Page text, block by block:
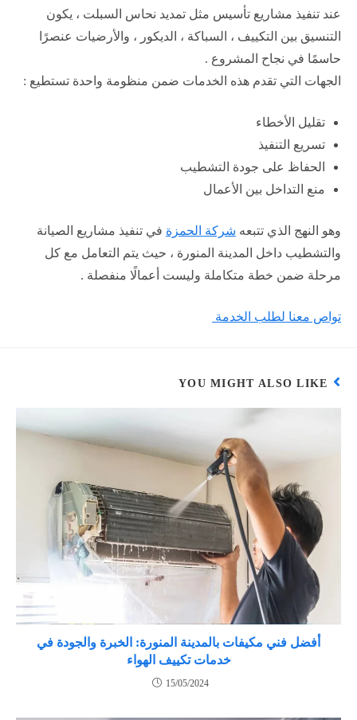
عند تنفيذ مشاريع تأسيس مثل تمديد نحاس السبلت ، يكون
التنسيق بين التكييف ، السباكة ، الديكور ، والأرضيات عنصرًا
حاسمًا في نجاح المشروع .
الجهات التي تقدم هذه الخدمات ضمن منظومة واحدة تستطيع :
تقليل الأخطاء
تسريع التنفيذ
الحفاظ على جودة التشطيب
منع التداخل بين الأعمال
وهو النهج الذي تتبعه شركة الحمزة في تنفيذ مشاريع الصيانة
والتشطيب داخل المدينة المنورة ، حيث يتم التعامل مع كل
مرحلة ضمن خطة متكاملة وليست أعمالًا منفصلة .
تواص معنا لطلب الخدمة
YOU MIGHT ALSO LIKE
أفضل فني مكيفات بالمدينة المنورة: الخبرة والجودة في
خدمات تكييف الهواء
15/05/2024